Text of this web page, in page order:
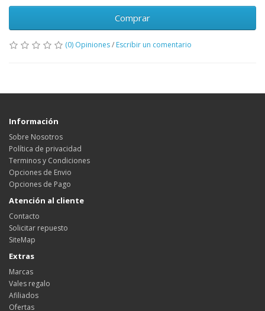
Comprar
(0) Opiniones/ Escribir un comentario
Información
Sobre Nosotros
Política de privacidad
Terminos y Condiciones
Opciones de Envio
Opciones de Pago
Atención al cliente
Contacto
Solicitar repuesto
SiteMap
Extras
Marcas
Vales regalo
Afiliados
Ofertas